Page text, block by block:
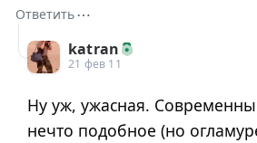
Ответить⋯
katran
21 фев 11
Ну уж, ужасная.
нечто подобное (но